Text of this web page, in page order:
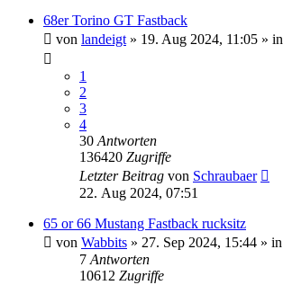
68er Torino GT Fastback
von landeigt » 19. Aug 2024, 11:05 » in
1
2
3
4
30 Antworten
136420 Zugriffe
Letzter Beitrag von Schraubaer
22. Aug 2024, 07:51
65 or 66 Mustang Fastback rucksitz
von Wabbits » 27. Sep 2024, 15:44 » in
7 Antworten
10612 Zugriffe